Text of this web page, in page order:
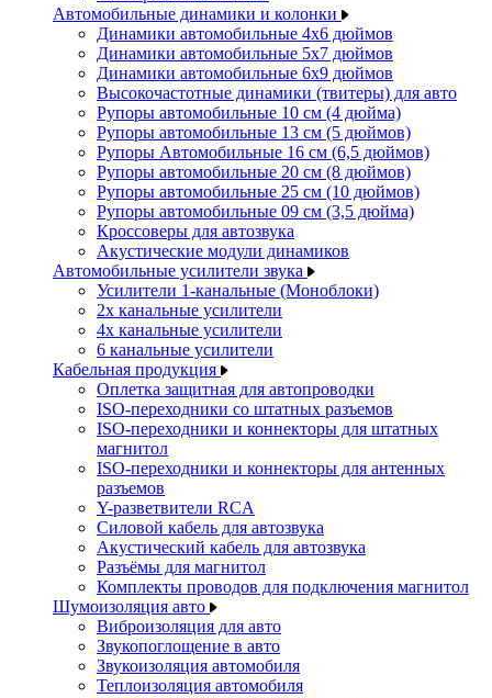
Автомобильные динамики и колонки
Динамики автомобильные 4x6 дюймов
Динамики автомобильные 5x7 дюймов
Динамики автомобильные 6x9 дюймов
Высокочастотные динамики (твитеры) для авто
Рупоры автомобильные 10 см (4 дюйма)
Рупоры автомобильные 13 см (5 дюймов)
Рупоры Автомобильные 16 см (6,5 дюймов)
Рупоры автомобильные 20 см (8 дюймов)
Рупоры автомобильные 25 см (10 дюймов)
Рупоры автомобильные 09 см (3,5 дюйма)
Кроссоверы для автозвука
Акустические модули динамиков
Автомобильные усилители звука
Усилители 1-канальные (Моноблоки)
2х канальные усилители
4х канальные усилители
6 канальные усилители
Кабельная продукция
Оплетка защитная для автопроводки
ISO-переходники со штатных разъемов
ISO-переходники и коннекторы для штатных
магнитол
ISO-переходники и коннекторы для антенных
разъемов
Y-разветвители RCA
Силовой кабель для автозвука
Акустический кабель для автозвука
Разъёмы для магнитол
Комплекты проводов для подключения магнитол
Шумоизоляция авто
Виброизоляция для авто
Звукопоглощение в авто
Звукоизоляция автомобиля
Теплоизоляция автомобиля